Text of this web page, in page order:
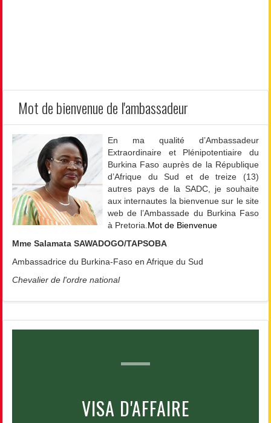
Mot de bienvenue de l'ambassadeur
En ma qualité d’Ambassadeur
Extraordinaire et Plénipotentiaire du
Burkina Faso auprès de la République
d’Afrique du Sud et de treize (13)
autres pays de la SADC, je souhaite
aux internautes la bienvenue sur le site
web de l’Ambassade du Burkina Faso
à Pretoria.Mot de Bienvenue
Mme Salamata SAWADOGO/TAPSOBA
Ambassadrice du Burkina-Faso en Afrique du Sud
Chevalier de l'ordre national
VISA D'AFFAIRE